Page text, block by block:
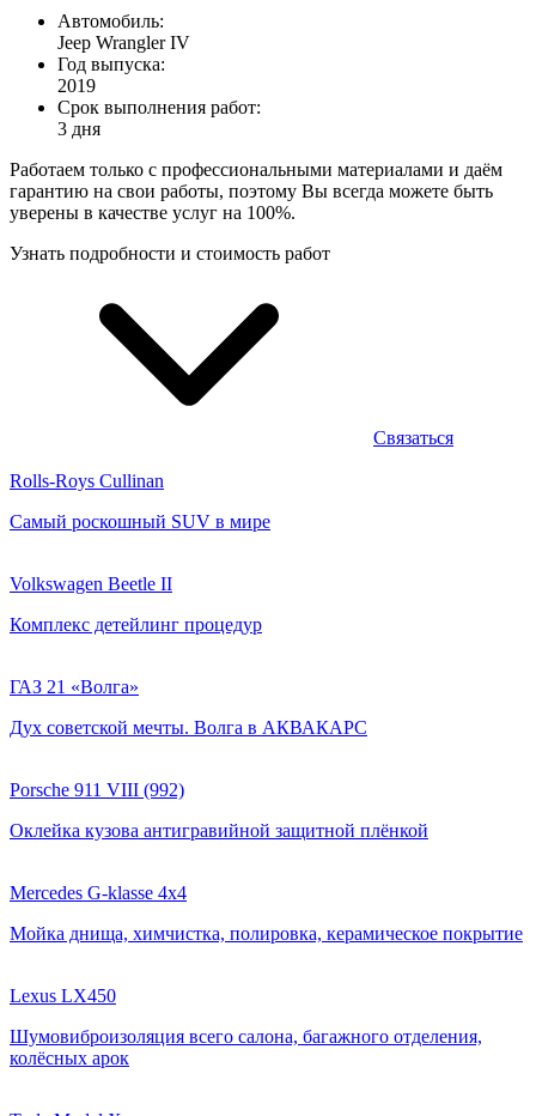
Автомобиль:
Jeep Wrangler IV
Год выпуска:
2019
Срок выполнения работ:
3 дня
Работаем только с профессиональными материалами и даём
гарантию на свои работы, поэтому Вы всегда можете быть
уверены в качестве услуг на 100%.
Узнать подробности и стоимость работ
Связаться
Rolls-Roys Cullinan
Cамый роскошный SUV в мире
Volkswagen Beetle II
Комплекс детейлинг процедур
ГАЗ 21 «Волга»
Дух советской мечты. Волга в АКВАКАРС
Porsche 911 VIII (992)
Оклейка кузова антигравийной защитной плёнкой
Mercedes G-klasse 4x4
Мойка днища, химчистка, полировка, керамическое покрытие
Lexus LX450
Шумовиброизоляция всего салона, багажного отделения,
колёсных арок